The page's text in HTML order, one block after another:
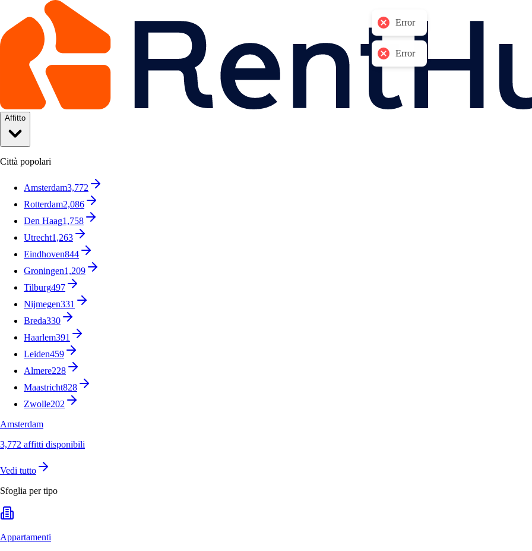
Affitto
Città popolari
Amsterdam3,772
Rotterdam2,086
Den Haag1,758
Utrecht1,263
Eindhoven844
Groningen1,209
Tilburg497
Nijmegen331
Breda330
Haarlem391
Leiden459
Almere228
Maastricht828
Zwolle202
Amsterdam
3,772 affitti disponibili
Vedi tutto
Sfoglia per tipo
Appartamenti
Error
Error